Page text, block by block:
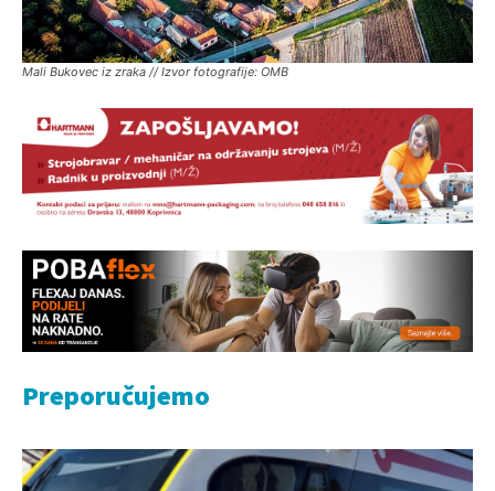
Mali Bukovec iz zraka // Izvor fotografije: OMB
Preporučujemo